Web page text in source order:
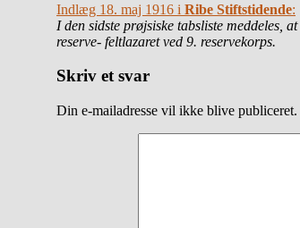
Indlæg 18. maj 1916 i Ribe Stiftstidende:
I den sidste prøjsiske tabsliste meddeles, at
reserve- feltlazaret ved 9. reservekorps.
Skriv et svar
Din e-mailadresse vil ikke blive publiceret.